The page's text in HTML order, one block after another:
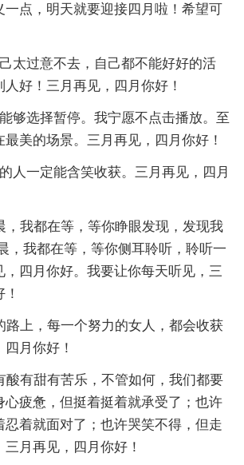
一点，明天就要迎接四月啦！希望可
过意不去，自己都不能好好的活
好！三月再见，四月你好！
选择暂停。我宁愿不点击播放。至
美的场景。三月再见，四月你好！
一定能含笑收获。三月再见，四月
我都在等，等你睁眼发现，发现我
，我都在等，等你侧耳聆听，聆听一
，四月你好。我要让你每天听见，三
上，每一个努力的女人，都会收获
月你好！
有甜有苦乐，不管如何，我们都要
心疲惫，但挺着挺着就承受了；也许
忍着就面对了；也许哭笑不得，但走
月再见，四月你好！